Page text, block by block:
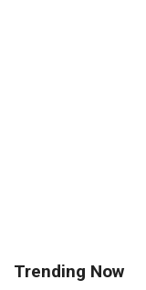
Trending Now